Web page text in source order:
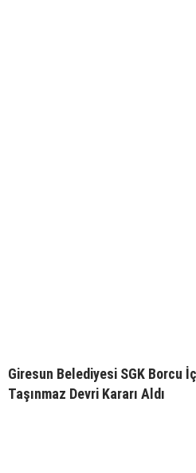
Giresun Belediyesi SGK Borcu
Taşınmaz Devri Kararı Aldı